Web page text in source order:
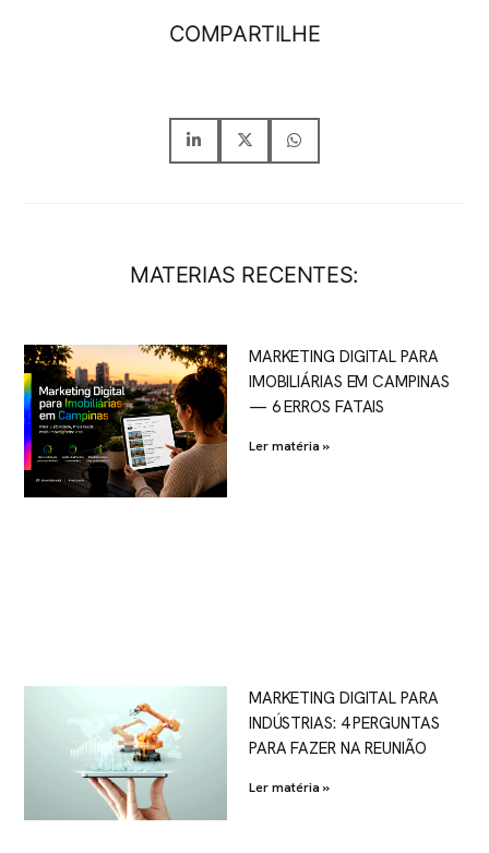
COMPARTILHE
MATERIAS RECENTES:
MARKETING DIGITAL PARA
IMOBILIÁRIAS EM CAMPINAS
— 6 ERROS FATAIS
Ler matéria »
MARKETING DIGITAL PARA
INDÚSTRIAS: 4 PERGUNTAS
PARA FAZER NA REUNIÃO
Ler matéria »